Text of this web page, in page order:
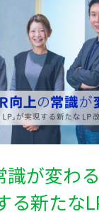
識が変わ
る新たな